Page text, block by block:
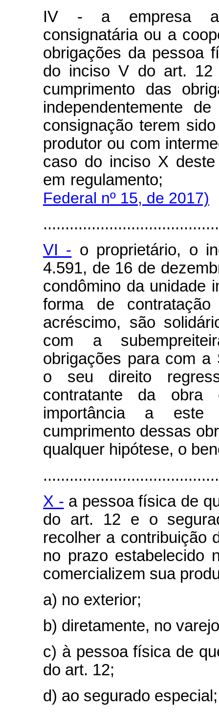
IV - a empresa
consignatária ou a
obrigações da pessoa
do inciso V do art. 12
cumprimento das
independentemente
consignação terem
produtor ou com
caso do inciso X
em
Federal nº 15, de 2017)
VI - o proprietário, o
4.591, de 16 de
condômino da unidade
forma de
acréscimo, são
com a
obrigações para com a
o seu direito
contratante da
importância a
cumprimento dessas
qualquer hipótese, o
X - a pessoa física de
do art. 12 e o
recolher a contribuição
no prazo estabelecido
comercializem sua
a) no exterior;
b) diretamente, no
c) à pessoa física de
do art. 12;
d) ao segurado especial;